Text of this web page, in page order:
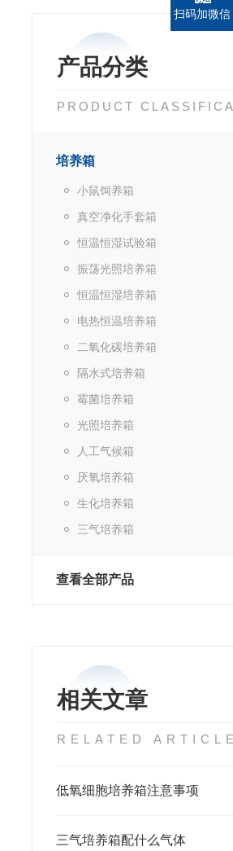
产品分类
PRODUCT
培养箱
小鼠饲养箱
真空净化手套箱
恒温恒湿试验箱
振荡光照培养箱
恒温恒湿培养箱
电热恒温培养箱
二氧化碳培养箱
隔水式培养箱
霉菌培养箱
光照培养箱
人工气候箱
厌氧培养箱
生化培养箱
三气培养箱
查看全部产品
相关文章
RELATED
低氧细胞培养箱注意事项
三气培养箱配什么气体
扫码加微信